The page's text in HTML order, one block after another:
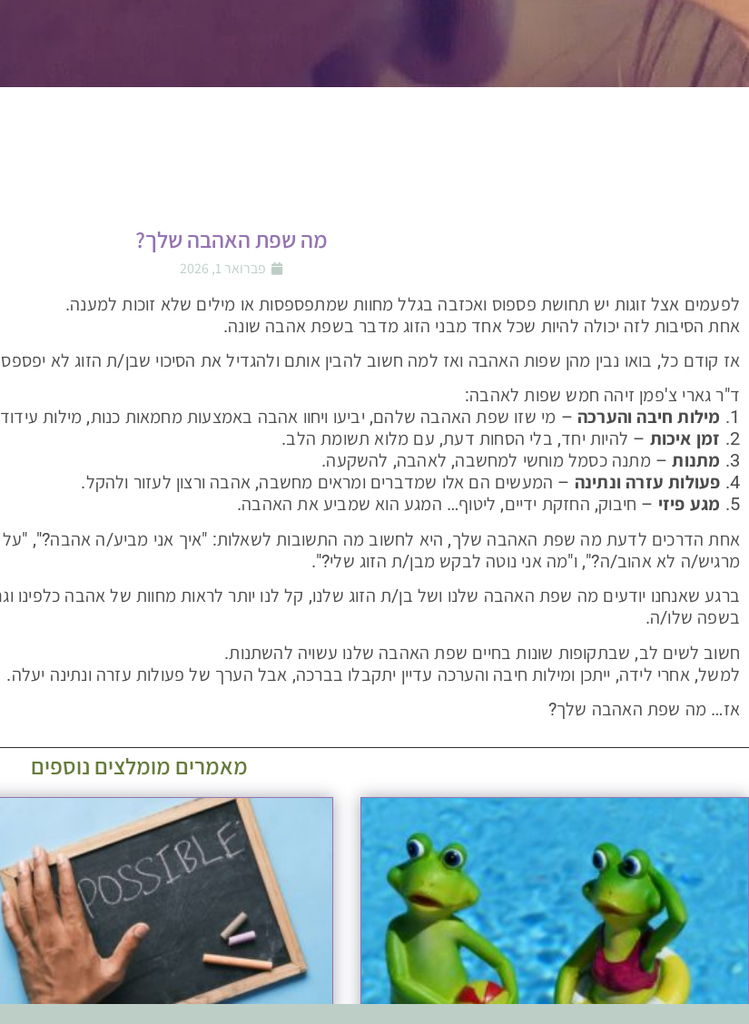
מה שפת האהבה שלך?
פברואר 1, 2026
לפעמים אצל זוגות יש תחושת פספוס ואכזבה בגלל מחוות שמתפספסות או מילים שלא זוכות למענה.
אחת הסיבות לזה יכולה להיות שכל אחד מבני הזוג מדבר בשפת אהבה שונה.
אז קודם כל, בואו נבין מהן שפות האהבה ואז למה חשוב להבין אותם ולהגדיל את הסיכוי שבן/ת הזוג לא
ד"ר גארי צ'פמן זיהה חמש שפות לאהבה:
1. מילות חיבה והערכה – מי שזו שפת האהבה שלהם, יביעו ויחוו אהבה באמצעות מחמאות כנות, מילות
2. זמן איכות – להיות יחד, בלי הסחות דעת, עם מלוא תשומת הלב.
3. מתנות– מתנה כסמל מוחשי למחשבה, לאהבה, להשקעה.
4. פעולות עזרה ונתינה – המעשים הם אלו שמדברים ומראים מחשבה, אהבה ורצון לעזור ולהקל.
5. מגע פיזי – חיבוק, החזקת ידיים, ליטוף… המגע הוא שמביע את האהבה.
אחת הדרכים לדעת מה שפת האהבה שלך, היא לחשוב מה התשובות לשאלות: "איך אני מביע/ה אהבה?", "על
מרגיש/ה לא אהוב/ה?", ו"מה אני נוטה לבקש מבן/ת הזוג שלי?".
ברגע שאנחנו יודעים מה שפת האהבה שלנו ושל בן/ת הזוג שלנו, קל לנו יותר לראות מחוות של אהבה כלפינו
בשפה שלו/ה.
חשוב לשים לב, שבתקופות שונות בחיים שפת האהבה שלנו עשויה להשתנות.
למשל, אחרי לידה, ייתכן ומילות חיבה והערכה עדיין יתקבלו בברכה, אבל הערך של פעולות עזרה ונתינה יעלה.
אז… מה שפת האהבה שלך?
מאמרים מומלצים נוספים